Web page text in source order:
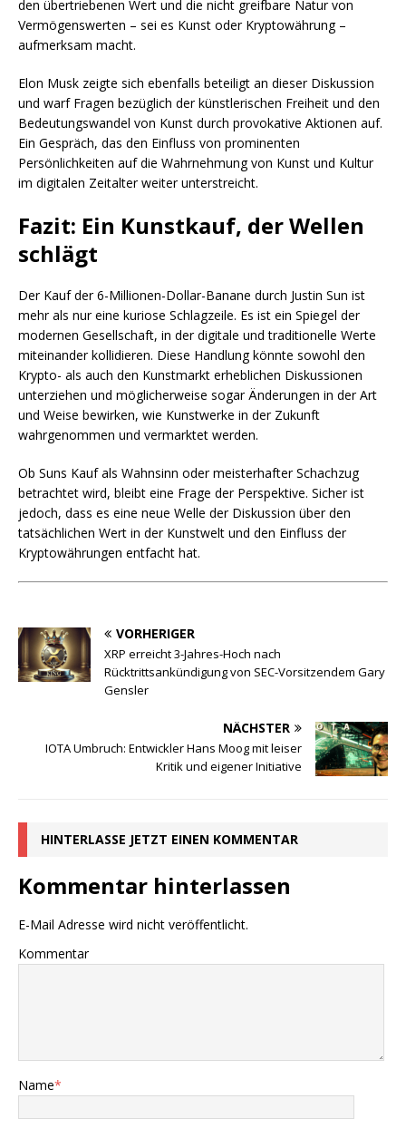
den übertriebenen Wert und die nicht greifbare Natur von
Vermögenswerten – sei es Kunst oder Kryptowährung –
aufmerksam macht.
Elon Musk zeigte sich ebenfalls beteiligt an dieser Diskussion
und warf Fragen bezüglich der künstlerischen Freiheit und den
Bedeutungswandel von Kunst durch provokative Aktionen auf.
Ein Gespräch, das den Einfluss von prominenten
Persönlichkeiten auf die Wahrnehmung von Kunst und Kultur
im digitalen Zeitalter weiter unterstreicht.
Fazit: Ein Kunstkauf, der Wellen
schlägt
Der Kauf der 6-Millionen-Dollar-Banane durch Justin Sun ist
mehr als nur eine kuriose Schlagzeile. Es ist ein Spiegel der
modernen Gesellschaft, in der digitale und traditionelle Werte
miteinander kollidieren. Diese Handlung könnte sowohl den
Krypto- als auch den Kunstmarkt erheblichen Diskussionen
unterziehen und möglicherweise sogar Änderungen in der Art
und Weise bewirken, wie Kunstwerke in der Zukunft
wahrgenommen und vermarktet werden.
Ob Suns Kauf als Wahnsinn oder meisterhafter Schachzug
betrachtet wird, bleibt eine Frage der Perspektive. Sicher ist
jedoch, dass es eine neue Welle der Diskussion über den
tatsächlichen Wert in der Kunstwelt und den Einfluss der
Kryptowährungen entfacht hat.
VORHERIGER
XRP erreicht 3-Jahres-Hoch nach
Rücktrittsankündigung von SEC-Vorsitzendem Gary
Gensler
NÄCHSTER
IOTA Umbruch: Entwickler Hans Moog mit leiser
Kritik und eigener Initiative
HINTERLASSE JETZT EINEN KOMMENTAR
Kommentar hinterlassen
E-Mail Adresse wird nicht veröffentlicht.
Kommentar
Name*